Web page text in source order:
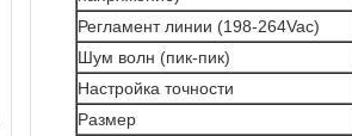
Регламент линии (198-264Vac)
Шум волн (пик-пик)
Настройка точности
Размер